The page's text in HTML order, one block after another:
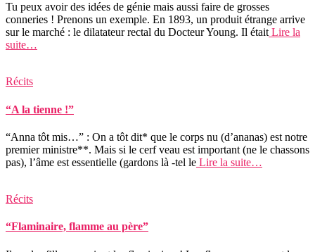
Tu peux avoir des idées de génie mais aussi faire de grosses
conneries ! Prenons un exemple. En 1893, un produit étrange arrive
sur le marché : le dilatateur rectal du Docteur Young. Il étaitLire la
suite…
Récits
“A la tienne !”
“Anna tôt mis…” : On a tôt dit* que le corps nu (d’ananas) est notre
premier ministre**. Mais si le cerf veau est important (ne le chassons
pas), l’âme est essentielle (gardons là -tel le Lire la suite…
Récits
“Flaminaire, flamme au père”